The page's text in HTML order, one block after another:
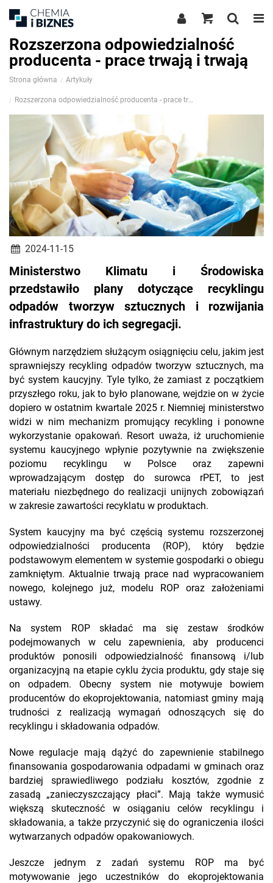
Rozszerzona odpowiedzialność
producenta - prace trwają i trwają
Strona główna Artykuły
Rozszerzona odpowiedzialność producenta - prace trwają i trwają
2024-11-15
Ministerstwo Klimatu i Środowiska
przedstawiło plany dotyczące recyklingu
odpadów tworzyw sztucznych i rozwijania
infrastruktury do ich segregacji.
Głównym narzędziem służącym osiągnięciu celu, jakim jest
sprawniejszy recykling odpadów tworzyw sztucznych, ma
być system kaucyjny. Tyle tylko, że zamiast z początkiem
przyszłego roku, jak to było planowane, wejdzie on w życie
dopiero w ostatnim kwartale 2025 r. Niemniej ministerstwo
widzi w nim mechanizm promujący recykling i ponowne
wykorzystanie opakowań. Resort uważa, iż uruchomienie
systemu kaucyjnego wpłynie pozytywnie na zwiększenie
poziomu recyklingu w Polsce oraz zapewni
wprowadzającym dostęp do surowca rPET, to jest
materiału niezbędnego do realizacji unijnych zobowiązań
w zakresie zawartości recyklatu w produktach.
System kaucyjny ma być częścią systemu rozszerzonej
odpowiedzialności producenta (ROP), który będzie
podstawowym elementem w systemie gospodarki o obiegu
zamkniętym. Aktualnie trwają prace nad wypracowaniem
nowego, kolejnego już, modelu ROP oraz założeniami
ustawy.
Na system ROP składać ma się zestaw środków
podejmowanych w celu zapewnienia, aby producenci
produktów ponosili odpowiedzialność finansową i/lub
organizacyjną na etapie cyklu życia produktu, gdy staje się
on odpadem. Obecny system nie motywuje bowiem
producentów do ekoprojektowania, natomiast gminy mają
trudności z realizacją wymagań odnoszących się do
recyklingu i składowania odpadów.
Nowe regulacje mają dążyć do zapewnienie stabilnego
finansowania gospodarowania odpadami w gminach oraz
bardziej sprawiedliwego podziału kosztów, zgodnie z
zasadą „zanieczyszczający płaci”. Mają także wymusić
większą skuteczność w osiąganiu celów recyklingu i
składowania, a także przyczynić się do ograniczenia ilości
wytwarzanych odpadów opakowaniowych.
Jeszcze jednym z zadań systemu ROP ma być
motywowanie jego uczestników do ekoprojektowania